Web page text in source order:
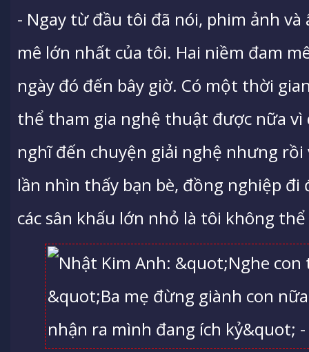
- Ngay từ đầu tôi đã nói, phim ảnh
mê lớn nhất của tôi. Hai niềm đam
ngày đó đến bây giờ. Có một thời
thể tham gia nghệ thuật được nữa vì
nghĩ đến chuyện giải nghệ nhưng
lần nhìn thấy bạn bè, đồng nghiệp
các sân khấu lớn nhỏ là tôi không